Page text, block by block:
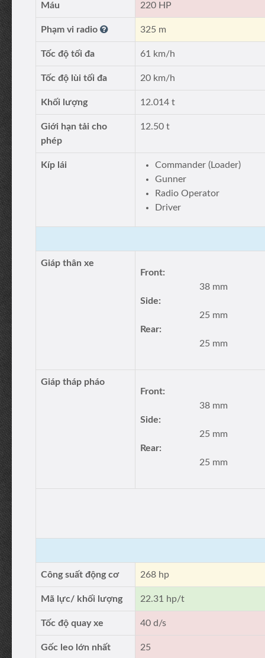
Máu 220 HP
Phạm vi radio 325 m
Tốc độ tối đa 61 km/h
Tốc độ lùi tối đa 20 km/h
Khối lượng 12.014 t
Giới hạn tải cho
phép
12.50 t
Kíp lái
Commander (Loader)
Gunner
Radio Operator
Driver
Giáp thân xe
Front:
38 mm
Side:
25 mm
Rear:
25 mm
Giáp tháp pháo
Front:
38 mm
Side:
25 mm
Rear:
25 mm
Công suất động cơ 268 hp
Mã lực/ khối lượng 22.31 hp/t
Tốc độ quay xe 40 d/s
Gốc leo lớn nhất 25